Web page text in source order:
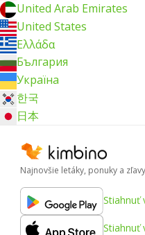
United Arab Emirates
United States
Ελλάδα
България
Україна
한국
日本
Najnovšie letáky, ponuky a zľavy
Stiahnuť
Stiahnuť